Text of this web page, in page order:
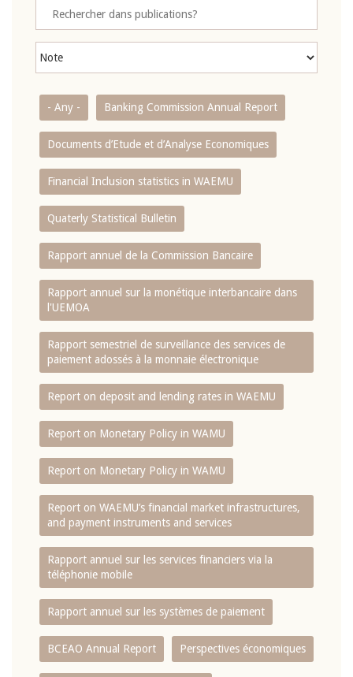
- Any - Banking Commission Annual Report
Documents d’Etude et d’Analyse Economiques
Financial Inclusion statistics in WAEMU
Quaterly Statistical Bulletin
Rapport annuel de la Commission Bancaire
Rapport annuel sur la monétique interbancaire dans
l'UEMOA
Rapport semestriel de surveillance des services de
paiement adossés à la monnaie électronique
Report on deposit and lending rates in WAEMU
Report on Monetary Policy in WAMU
Report on Monetary Policy in WAMU
Report on WAEMU’s financial market infrastructures,
and payment instruments and services
Rapport annuel sur les services financiers via la
téléphonie mobile
Rapport annuel sur les systèmes de paiement
BCEAO Annual Report Perspectives économiques